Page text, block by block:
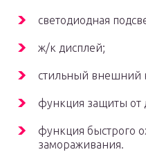
светодиодная
ж/к дисплей;
стильный внешний
функция защиты от
функция быстрого
замораживания.